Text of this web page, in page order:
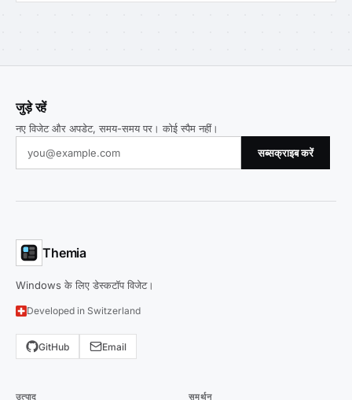
जुड़े रहें
नए विजेट और अपडेट, समय-समय पर। कोई स्पैम नहीं।
सब्सक्राइब करें
Themia
Windows के लिए डेस्कटॉप विजेट।
Developed in Switzerland
GitHub Email
उत्पाद समर्थन